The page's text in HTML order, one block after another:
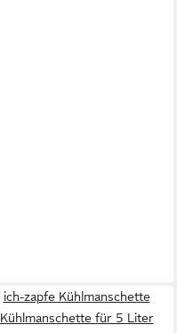
ich-zapfe Kühlmanschette
Kühlmanschette für 5 Liter